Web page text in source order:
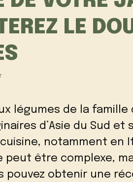
LE
légumes de la famille
d’Asie du Sud et
notamment en
peut être complexe,
pouvez obtenir une